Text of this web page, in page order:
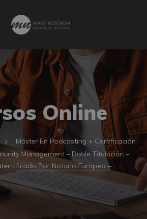
Online
Máster En Podcasting + Certificación
Management – Doble Titulación –
Por Notario Europeo –